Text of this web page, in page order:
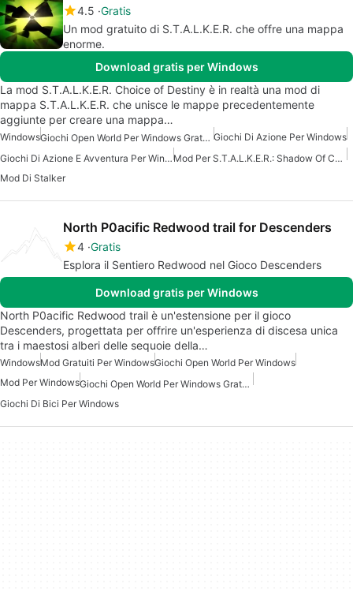
4.5 Gratis
Un mod gratuito di S.T.A.L.K.E.R. che offre una mappa
enorme.
Download gratis per Windows
La mod S.T.A.L.K.E.R. Choice of Destiny è in realtà una mod di
mappa S.T.A.L.K.E.R. che unisce le mappe precedentemente
aggiunte per creare una mappa…
Windows Giochi Open World Per Windows Gratuiti Giochi Di Azione Per Windows
Giochi Di Azione E Avventura Per Windows Gratis
Mod Per S.T.A.L.K.E.R.: Shadow Of Chernobyl
Mod Di Stalker
North P0acific Redwood trail for Descenders
4 Gratis
Esplora il Sentiero Redwood nel Gioco Descenders
Download gratis per Windows
North P0acific Redwood trail è un'estensione per il gioco
Descenders, progettata per offrire un'esperienza di discesa unica
tra i maestosi alberi delle sequoie della…
WindowsMod Gratuiti Per WindowsGiochi Open World Per Windows
Mod Per Windows
Giochi Open World Per Windows Gratuiti
Giochi Di Bici Per Windows